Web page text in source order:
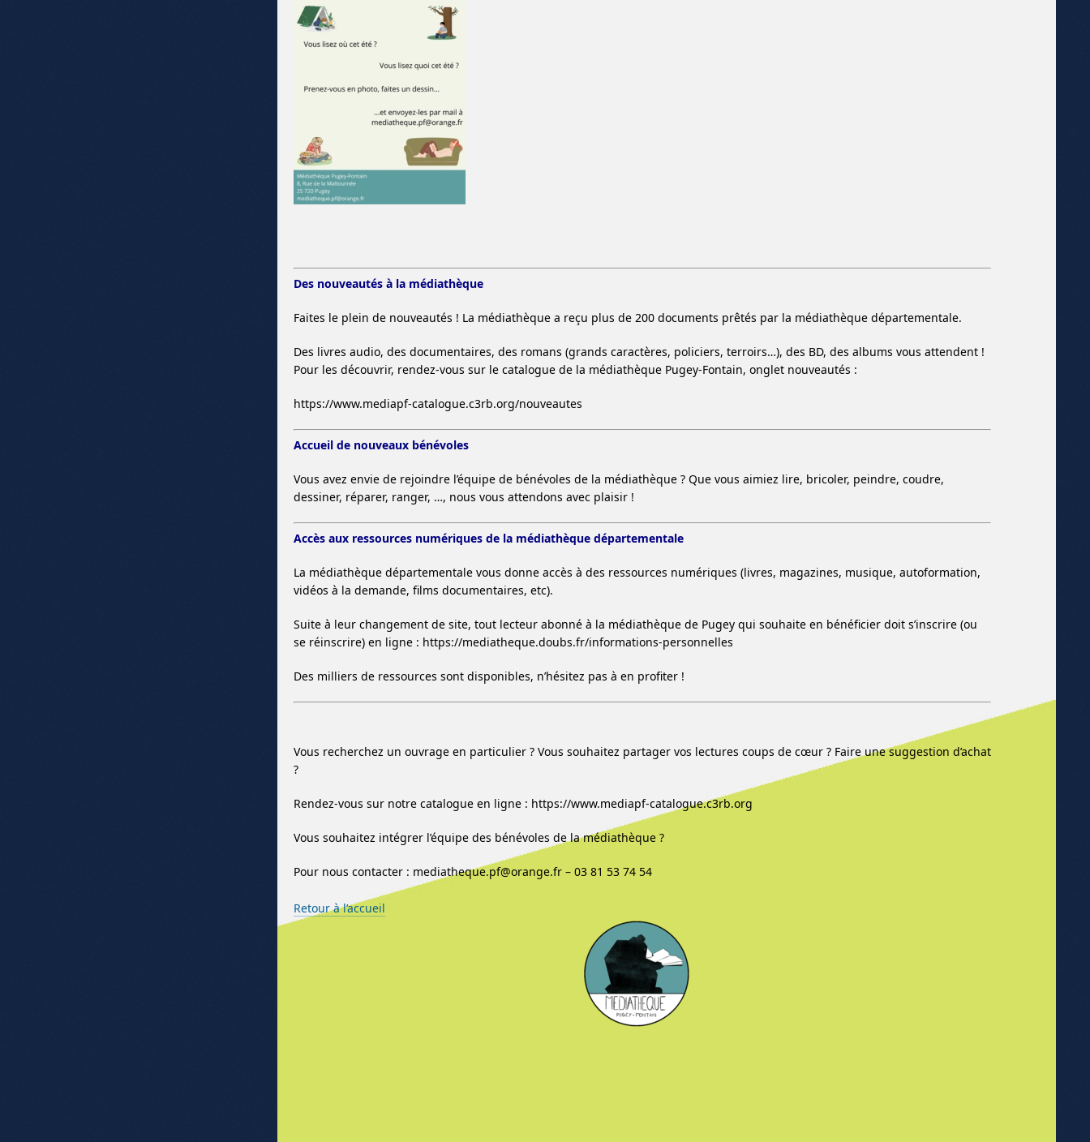
Des nouveautés à la médiathèque
Faites le plein de nouveautés ! La médiathèque a reçu plus de 200 documents prêtés par la médiathèque départementale.
Des livres audio, des documentaires, des romans (grands caractères, policiers, terroirs…), des BD, des albums vous attendent !
Pour les découvrir, rendez-vous sur le catalogue de la médiathèque Pugey-Fontain, onglet nouveautés :
https://www.mediapf-catalogue.c3rb.org/nouveautes
Accueil de nouveaux bénévoles
Vous avez envie de rejoindre l’équipe de bénévoles de la médiathèque ? Que vous aimiez lire, bricoler, peindre, coudre,
dessiner, réparer, ranger, …, nous vous attendons avec plaisir !
Accès aux ressources numériques de la médiathèque départementale
La médiathèque départementale vous donne accès à des ressources numériques (livres, magazines, musique, autoformation,
vidéos à la demande, films documentaires, etc).
Suite à leur changement de site, tout lecteur abonné à la médiathèque de Pugey qui souhaite en bénéficier doit s’inscrire (ou
se réinscrire) en ligne : https://mediatheque.doubs.fr/informations-personnelles
Des milliers de ressources sont disponibles, n’hésitez pas à en profiter !
Vous recherchez un ouvrage en particulier ? Vous souhaitez partager vos lectures coups de cœur ? Faire une suggestion d’achat
?
Rendez-vous sur notre catalogue en ligne : https://www.mediapf-catalogue.c3rb.org
Vous souhaitez intégrer l’équipe des bénévoles de la médiathèque ?
Pour nous contacter : mediatheque.pf@orange.fr – 03 81 53 74 54
Retour à l’accueil